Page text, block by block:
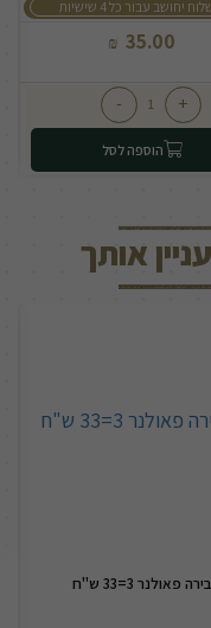
יחושב עבור כל 4 שישיות
35.00
₪
+
-
הוספה לסל
אותך
בירה פאולנר 3=33 ש"ח